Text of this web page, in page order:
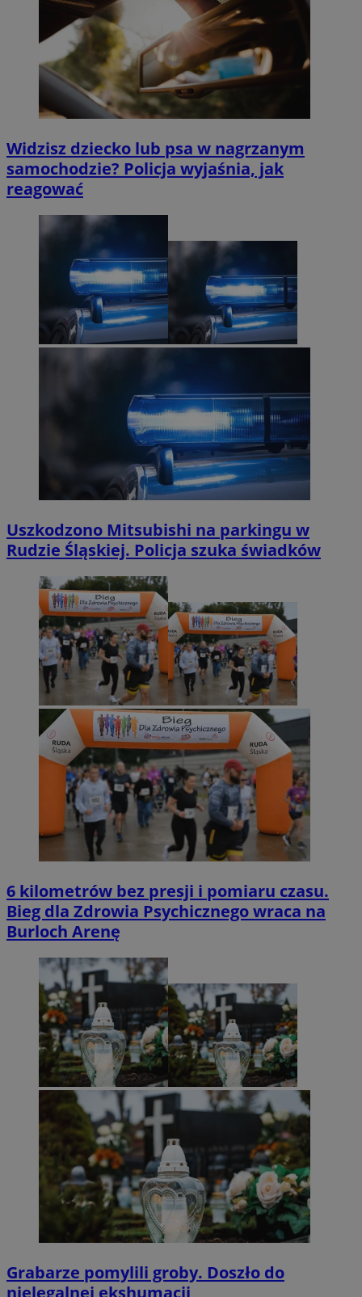
Widzisz dziecko lub psa w nagrzanym
samochodzie? Policja wyjaśnia, jak
reagować
Uszkodzono Mitsubishi na parkingu w
Rudzie Śląskiej. Policja szuka świadków
6 kilometrów bez presji i pomiaru czasu.
Bieg dla Zdrowia Psychicznego wraca na
Burloch Arenę
Grabarze pomylili groby. Doszło do